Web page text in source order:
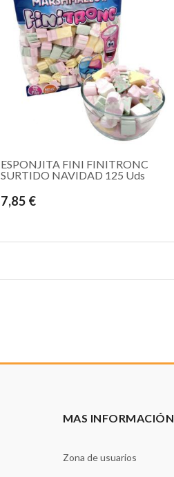
ESPONJITA FINI FINITRONC
SURTIDO NAVIDAD 125 Uds
7,85 €
MAS INFORMACIÓN
Zona de usuarios